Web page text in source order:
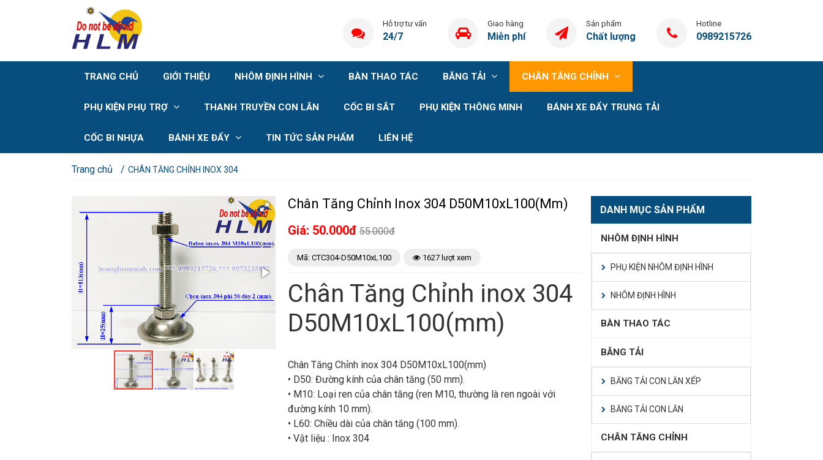
Hỗ trợ tư vấn
24/7
Giao hàng
Miễn phí
Sản phẩm
Chất lượng
Hotline
0989215726
TRANG CHỦ GIỚI THIỆU NHÔM ĐỊNH HÌNH BÀN THAO TÁC BĂNG TẢI CHÂN TĂNG CHỈNH
PHỤ KIỆN PHỤ TRỢ THANH TRUYỀN CON LĂN CỐC BI SẮT PHỤ KIỆN THÔNG MINH BÁNH XE ĐẨY TRUNG TẢI
CỐC BI NHỰA BÁNH XE ĐẨY TIN TỨC SẢN PHẨM LIÊN HỆ
Trang chủ CHÂN TĂNG CHỈNH INOX 304
Chân Tăng Chỉnh Inox 304 D50M10xL100(mm)
Giá: 50.000đ 55.000đ
Mã: CTC304-D50M10xL100 1627 lượt xem
Chân Tăng Chỉnh inox 304
D50M10xL100(mm)
Chân Tăng Chỉnh inox 304 D50M10xL100(mm)
• D50: Đường kính của chân tăng (50 mm).
• M10: Loại ren của chân tăng (ren M10, thường là ren ngoài với
đường kính 10 mm).
• L60: Chiều dài của chân tăng (100 mm).
• Vật liệu : Inox 304
DANH MỤC SẢN PHẨM
NHÔM ĐỊNH HÌNH
PHỤ KIỆN NHÔM ĐỊNH HÌNH
NHÔM ĐỊNH HÌNH
BÀN THAO TÁC
BĂNG TẢI
BĂNG TẢI CON LĂN XẾP
BĂNG TẢI CON LĂN
CHÂN TĂNG CHỈNH